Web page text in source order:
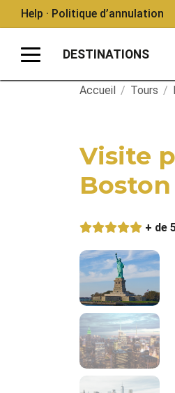
Help · Politique d’annulation
DESTINATIONS
Accueil / Tours /
Visite
Boston
+ de